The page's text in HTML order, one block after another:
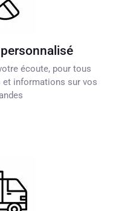
écoute, pour tous
informations sur vos